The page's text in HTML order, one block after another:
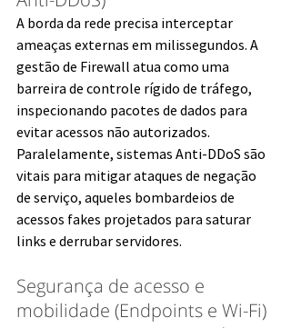
A borda da rede precisa interceptar
ameaças externas em milissegundos. A
gestão de Firewall atua como uma
barreira de controle rígido de tráfego,
inspecionando pacotes de dados para
evitar acessos não autorizados.
Paralelamente, sistemas Anti-DDoS são
vitais para mitigar ataques de negação
de serviço, aqueles bombardeios de
acessos fakes projetados para saturar
links e derrubar servidores.
Segurança de acesso e
mobilidade (Endpoints e Wi-Fi)